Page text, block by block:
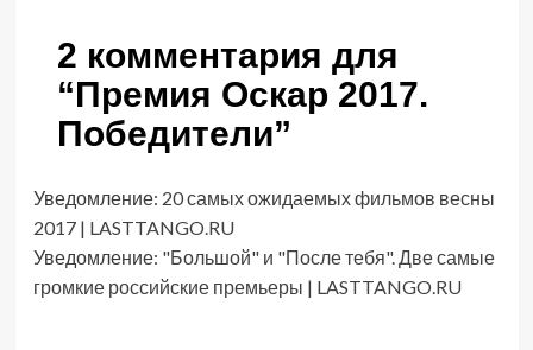
2 комментария для
“Премия Оскар 2017.
Победители”
Уведомление: 20 самых ожидаемых фильмов весны
2017 | LASTTANGO.RU
Уведомление: "Большой" и "После тебя". Две самые
громкие российские премьеры | LASTTANGO.RU